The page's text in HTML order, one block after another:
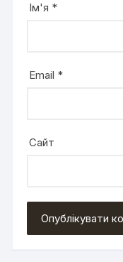
Ім'я *
Email *
Сайт